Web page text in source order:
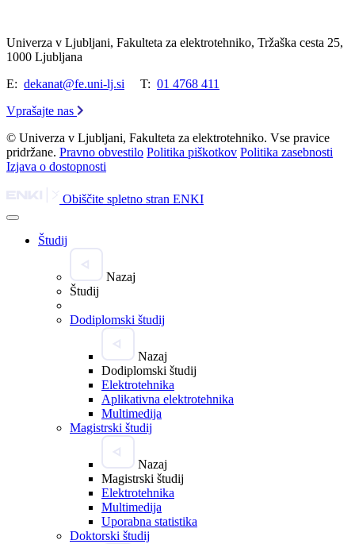
Univerza v Ljubljani, Fakulteta za elektrotehniko, Tržaška cesta 25,
1000 Ljubljana
E: dekanat@fe.uni-lj.si T: 01 4768 411
Vprašajte nas
© Univerza v Ljubljani, Fakulteta za elektrotehniko. Vse pravice
pridržane. Pravno obvestilo Politika piškotkov Politika zasebnosti
Izjava o dostopnosti
Obiščite spletno stran ENKI
Študij
Nazaj
Študij
Dodiplomski študij
Nazaj
Dodiplomski študij
Elektrotehnika
Aplikativna elektrotehnika
Multimedija
Magistrski študij
Nazaj
Magistrski študij
Elektrotehnika
Multimedija
Uporabna statistika
Doktorski študij